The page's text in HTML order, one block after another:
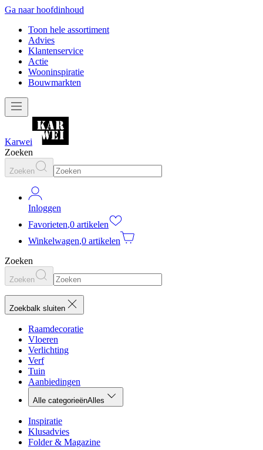
Ga naar hoofdinhoud
Toon hele assortiment
Advies
Klantenservice
Actie
Wooninspiratie
Bouwmarkten
Karwei
Zoeken
Zoeken
Inloggen
Favorieten,0 artikelen
Winkelwagen,0 artikelen
Zoeken
Zoeken
Zoekbalk sluiten
Raamdecoratie
Vloeren
Verlichting
Verf
Tuin
Aanbiedingen
Alle categorieënAlles
Inspiratie
Klusadvies
Folder & Magazine